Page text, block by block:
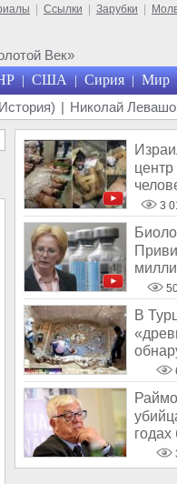
Ссылки Зарубки
Век»
| США | Сирия | Мир
| Николай
центр
3
В
а не